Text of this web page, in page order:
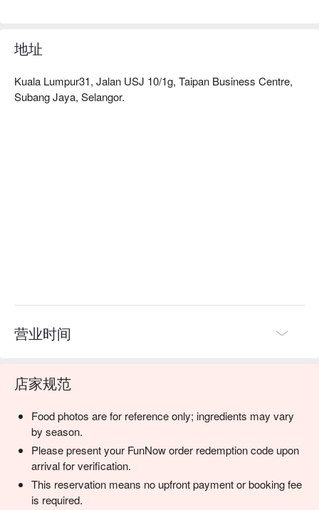
・ 备受食客好评的精致甜点，为你的盛宴画下完美句点，绝
⭐ Google 评分：4.6 分 (204 条评论)
地址
Kuala Lumpur31, Jalan USJ 10/1g, Taipan Business Centre,
Subang Jaya, Selangor.
营业时间
店家规范
Food photos are for reference only; ingredients may vary
by season.
Please present your FunNow order redemption code upon
arrival for verification.
This reservation means no upfront payment or booking fee
is required.